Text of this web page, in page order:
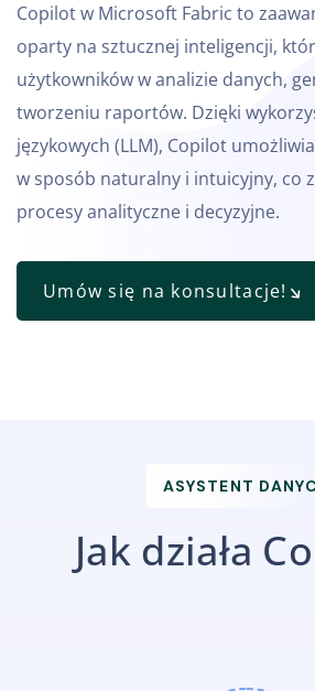
Copilot w Microsoft Fabric to
oparty na sztucznej inteligencji,
użytkowników w analizie danych,
tworzeniu raportów. Dzięki
językowych (LLM), Copilot
w sposób naturalny i intuicyjny, co
procesy analityczne i decyzyjne.
Umów się na konsultacje!
ASYSTENT
Jak działa